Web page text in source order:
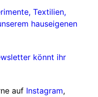
Textilien,
hauseigenen
könnt ihr
auf Instagram,